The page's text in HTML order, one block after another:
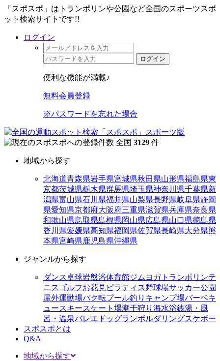
「スポスポ」はトランポリンや公園など全国のスポーツスポ
ット検索サイトです!!
ログイン
ログイン
便利な機能が満載♪
無料会員登録
※パスワードを忘れた場合
全国 3129 件
地域から探す
北海道青森県岩手県宮城県秋田県山形県福島県東
京都茨城県栃木県群馬県埼玉県神奈川県千葉県新
潟県富山県石川県福井県山梨県長野県岐阜県静岡
県愛知県京都府大阪府三重県滋賀県兵庫県奈良県
和歌山県鳥取県島根県岡山県広島県山口県徳島県
香川県愛媛県高知県福岡県佐賀県長崎県大分県熊
本県宮崎県鹿児島県沖縄県
ジャンルから探す
ダンス卓球岩盤浴体育館ジム ヨガトランポリンテ
ニス ゴルフお花見 ピラティス野球場サッカー公園
屋外運動場バク転プール釣り キャンプ場バーベキ
ュースキースケート場潮干狩り 海水浴銭湯・風
呂・温泉バレエ ドッグランボルダリングスケボー
スポスポとは
Q&A
地域から探す